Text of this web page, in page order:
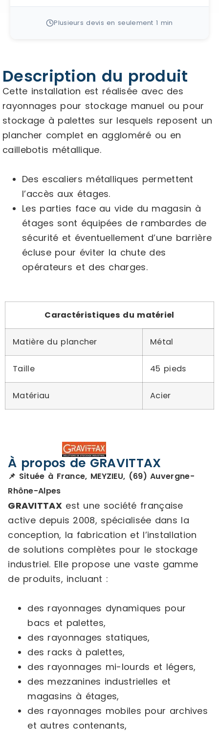
Plusieurs devis en seulement 1 min
Description du produit
Cette installation est réalisée avec des
rayonnages pour stockage manuel ou pour
stockage à palettes sur lesquels reposent un
plancher complet en aggloméré ou en
caillebotis métallique.
Des escaliers métalliques permettent
l’accès aux étages.
Les parties face au vide du magasin à
étages sont équipées de rambardes de
sécurité et éventuellement d’une barrière
écluse pour éviter la chute des
opérateurs et des charges.
Caractéristiques du matériel
Matière du plancher Métal
Taille 45 pieds
Matériau Acier
À propos de GRAVITTAX
📌 Située à France, MEYZIEU, (69) Auvergne-
Rhône-Alpes
GRAVITTAXest une société française
active depuis 2008, spécialisée dans la
conception, la fabrication et l’installation
de solutions complètes pour le stockage
industriel. Elle propose une vaste gamme
de produits, incluant :
des rayonnages dynamiques pour
bacs et palettes,
des rayonnages statiques,
des racks à palettes,
des rayonnages mi-lourds et légers,
des mezzanines industrielles et
magasins à étages,
des rayonnages mobiles pour archives
et autres contenants,